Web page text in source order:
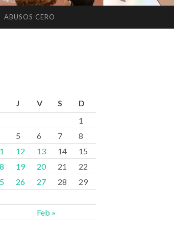
ABUSOS CERO
J V S D
Feb »
1
5 6 7
8
12 13 14
15
19 20 21
22
26 27 28
29